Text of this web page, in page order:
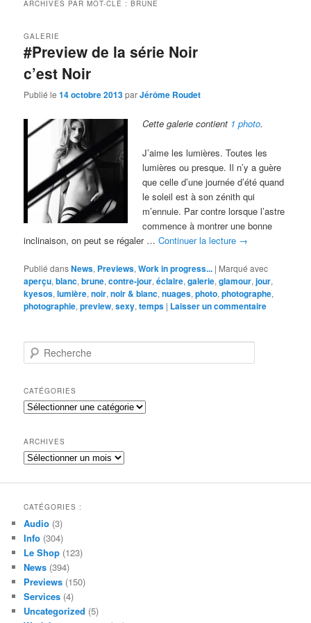
ARCHIVES PAR MOT-CLÉ :BRUNE
#Preview de la série Noir
c’est Noir
GALERIE
Publié le14 octobre 2013parJérôme Roudet
Cette galerie contient 1 photo.
J’aime les lumières. Toutes les
lumières ou presque. Il n’y a guère
que celle d’une journée d’été quand
le soleil est à son zénith qui
m’ennuie. Par contre lorsque l’astre
commence à montrer une bonne
inclinaison, on peut se régaler …Continuer la lecture →
Publié dansNews, Previews,Work in progress... | Marqué avec
aperçu,blanc,brune,contre-jour,éclaire,galerie,glamour,jour,
kyesos,lumière,noir,noir & blanc,nuages,photo,photographe,
photographie,preview,sexy,temps | Laisser un commentaire
e
h
e
r
h
e
CATÉGORIES
Catégories
ARCHIVES
Archives
CATÉGORIES :
Audio (3)
Info (304)
Le Shop (123)
News (394)
Previews (150)
Services (4)
Uncategorized (5)